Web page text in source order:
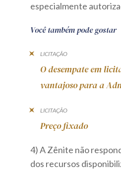
especialmente
Você também pode gostar
LICITAÇÃO
O desempate em
vantajoso para a
LICITAÇÃO
Preço fixado
4) A Zênite não
dos recursos